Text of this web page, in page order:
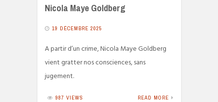
Nicola Maye Goldberg
19 DÉCEMBRE 2025
A partir d’un crime, Nicola Maye Goldberg
vient gratter nos consciences, sans
jugement.
987 VIEWS READ MORE